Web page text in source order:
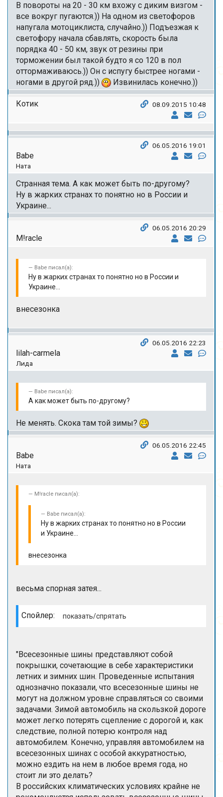
В повороты на 20 - 30 км вхожу с диким визгом -
все вокруг пугаются.)) На одном из светофоров
напугала мотоциклиста, случайно.)) Подъезжая к
светофору начала сбавлять, скорость была
порядка 40 - 50 км, звук от резины при
торможении был такой будто я со 120 в пол
оттормаживаюсь.)) Он с испугу быстрее ногами -
ногами в другой ряд.))
Извинилась конечно.))
Котик 08.09.2015 10:48
Babe
Ната
06.05.2016 19:01
Странная тема. А как может быть по-другому?
Ну в жарких странах то понятно но в России и
Украине...
M!racle
06.05.2016 20:29
Babe писал(а):
Ну в жарких странах то понятно но в России и
Украине...
внесезонка
lilah-carmela
Лида
06.05.2016 22:23
Babe писал(а):
А как может быть по-другому?
Не менять. Скока там той зимы?
Babe
Ната
06.05.2016 22:45
M!racle писал(а):
Babe писал(а):
Ну в жарких странах то понятно но в России
и Украине...
внесезонка
весьма спорная затея...
Спойлер:
"Всесезонные шины представляют собой
покрышки, сочетающие в себе характеристики
летних и зимних шин. Проведенные испытания
однозначно показали, что всесезонные шины не
могут на должном уровне справляться со своими
задачами. Зимой автомобиль на скользкой дороге
может легко потерять сцепление с дорогой и, как
следствие, полной потерю контроля над
автомобилем. Конечно, управляя автомобилем на
всесезонных шинах с особой аккуратностью,
можно ездить на нем в любое время года, но
стоит ли это делать?
В российских климатических условиях крайне не